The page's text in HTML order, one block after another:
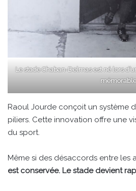
Le stade Chaban-Delmas est né lors
Raoul Jourde conçoit un système
piliers. Cette innovation offre une
du sport.
Même si des désaccords entre
est conservée. Le stade devient